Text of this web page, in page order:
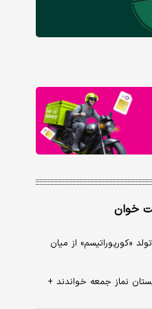
خوان
«کورپوراتیسم» از میان
نماز جمعه خواندند +